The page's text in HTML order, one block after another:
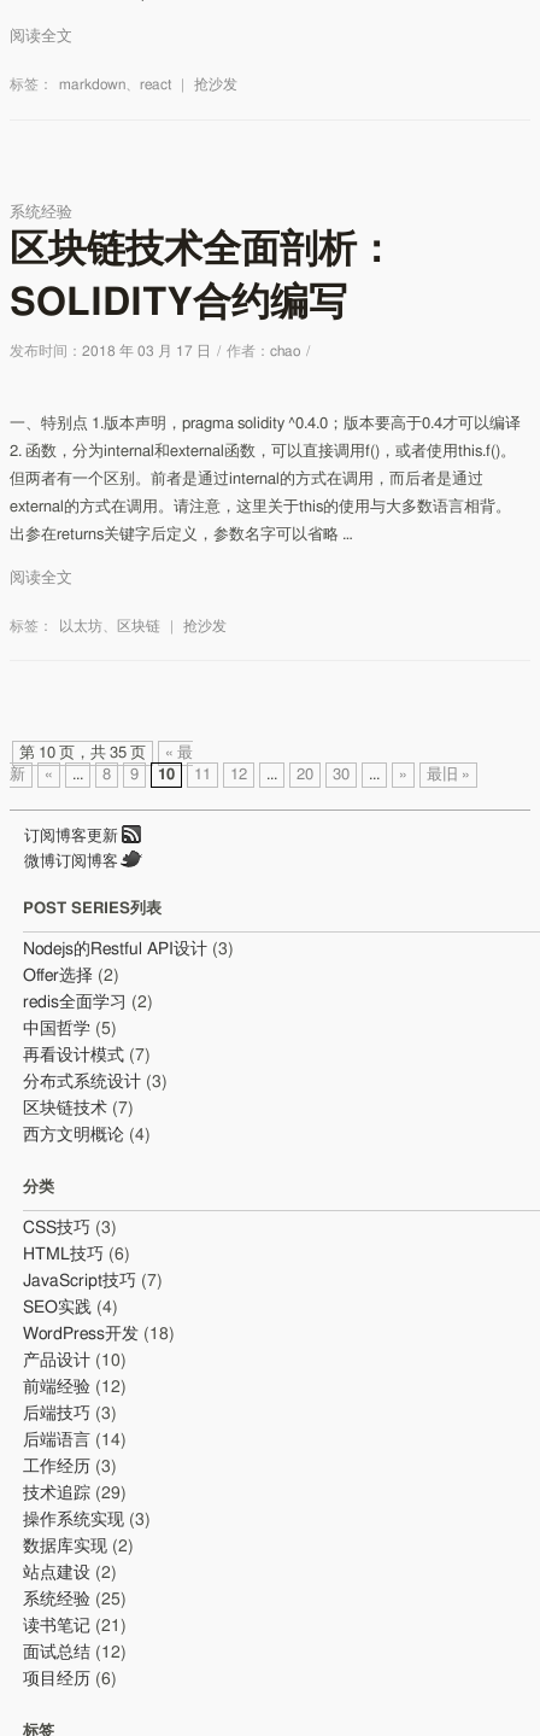
阅读全文
标签： markdown 、react 抢沙发
系统经验
区块链技术全面剖析：
SOLIDITY合约编写
发布时间：2018 年 03 月 17 日 / 作者：chao /
一、特别点 1.版本声明，pragma solidity ^0.4.0；版本要高于0.4才可以编译
2. 函数，分为internal和external函数，可以直接调用f()，或者使用this.f()。
但两者有一个区别。前者是通过internal的方式在调用，而后者是通过
external的方式在调用。请注意，这里关于this的使用与大多数语言相背。
出参在returns关键字后定义，参数名字可以省略 …
阅读全文
标签： 以太坊 区块链 抢沙发
第 10 页，共 35 页
« 最
新
« ... 8 9 10 11 12 ... 20 30 ... » 最旧 »
订阅博客更新
微博订阅博客
POST SERIES列表
Nodejs的Restful API设计 (3)
Offer选择 (2)
redis全面学习 (2)
中国哲学 (5)
再看设计模式 (7)
分布式系统设计 (3)
区块链技术 (7)
西方文明概论 (4)
分类
CSS技巧 (3)
HTML技巧 (6)
JavaScript技巧 (7)
SEO实践 (4)
WordPress开发 (18)
产品设计 (10)
前端经验 (12)
后端技巧 (3)
后端语言 (14)
工作经历 (3)
技术追踪 (29)
操作系统实现 (3)
数据库实现 (2)
站点建设 (2)
系统经验 (25)
读书笔记 (21)
面试总结 (12)
项目经历 (6)
标签